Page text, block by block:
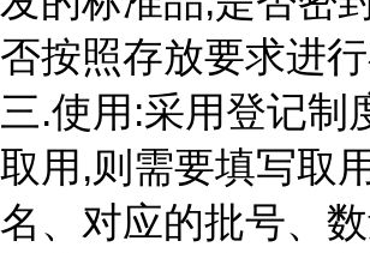
否按照存放要求进行
三.使用:采用登记制
取用,则需要填写取
名、对应的批号、